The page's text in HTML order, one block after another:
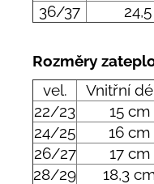
36/37
Rozměry
vel.
Vnitřní
22/23
15 cm
24/25
16 cm
26/27
17 cm
28/29
18,3